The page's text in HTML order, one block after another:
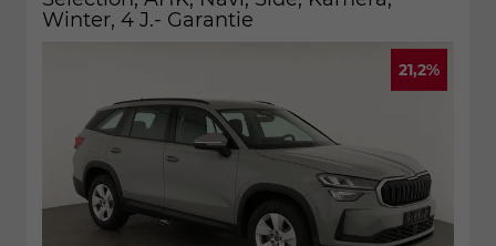
Winter, 4 J.- Garantie
21,2%